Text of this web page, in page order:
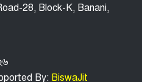
28, Block-K, Banani,
By: BiswaJit